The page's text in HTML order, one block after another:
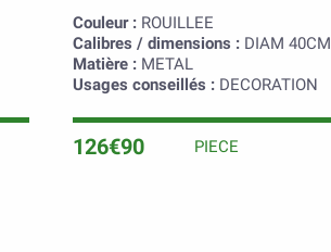
Couleur : ROUILLEE
Calibres / dimensions : DIAM 40CM
Matière : METAL
Usages conseillés : DECORATION
126€90 PIECE